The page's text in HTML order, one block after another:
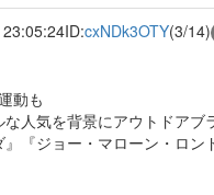
ID:cxNDk3OTY(3/14)
動も
人気を背景にアウトドア
』『ジョー・マローン・ロ